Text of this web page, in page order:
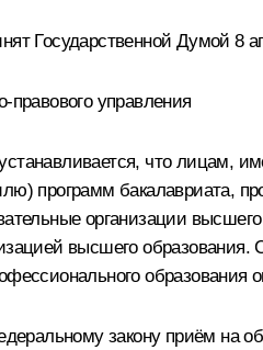
Государственной Думой 8
правового управления
что лицам,
программ бакалавриата,
организации
высшего
образования
закону приём на